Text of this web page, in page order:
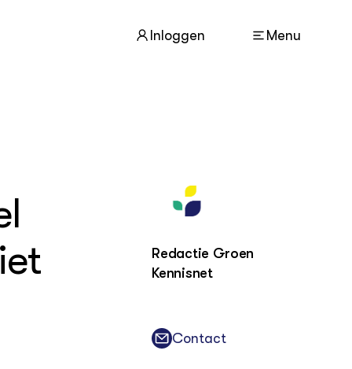
Inloggen Menu
Columns & BlogsRedactie Groen
Kennisnet
Contact